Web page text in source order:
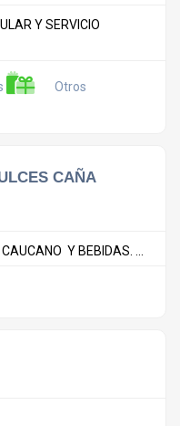
Y SERVICIO
Otros
CAÑA
Y BEBIDAS. ...